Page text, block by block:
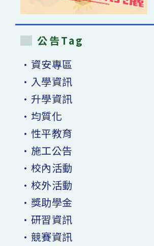
公告Tag
•資安專區
•入學資訊
•升學資訊
•均質化
•性平教育
•施工公告
•校內活動
•校外活動
•獎助學金
•研習資訊
•競賽資訊